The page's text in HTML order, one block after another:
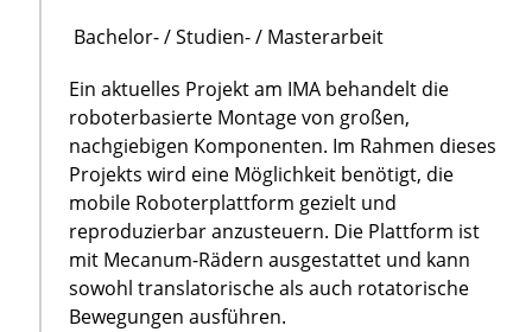
Bachelor- / Studien- / Masterarbeit
Ein aktuelles Projekt am IMA behandelt die
roboterbasierte Montage von großen,
nachgiebigen Komponenten. Im Rahmen dieses
Projekts wird eine Möglichkeit benötigt, die
mobile Roboterplattform gezielt und
reproduzierbar anzusteuern. Die Plattform ist
mit Mecanum-Rädern ausgestattet und kann
sowohl translatorische als auch rotatorische
Bewegungen ausführen.